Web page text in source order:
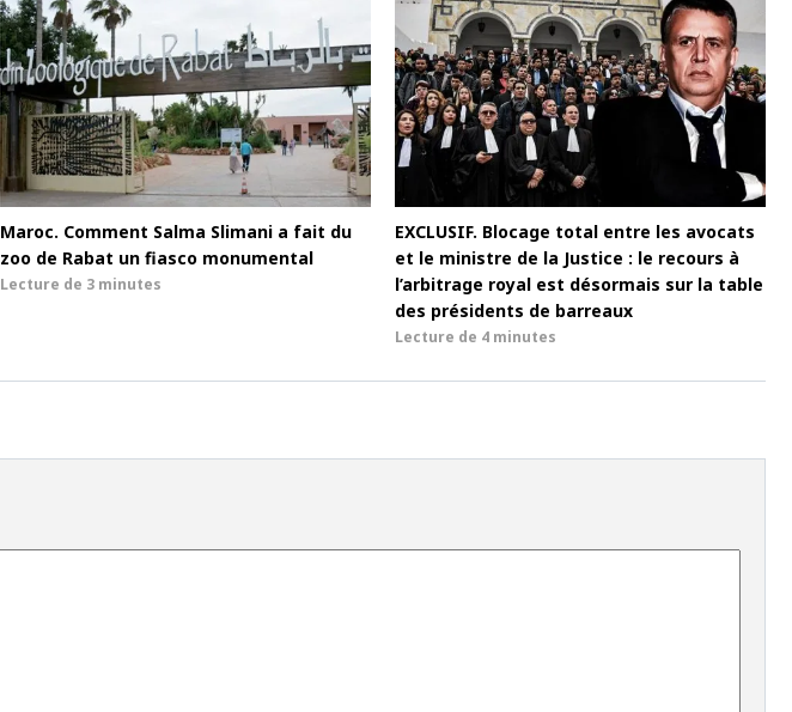
Maroc. Comment Salma Slimani a fait du
zoo de Rabat un fiasco monumental
Lecture de 3 minutes
EXCLUSIF. Blocage total entre les avocats
et le ministre de la Justice : le recours à
l’arbitrage royal est désormais sur la table
des présidents de barreaux
Lecture de 4 minutes